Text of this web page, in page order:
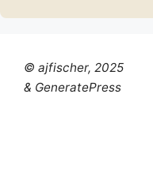
© ajfischer, 2025
& GeneratePress